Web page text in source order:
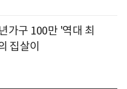
가구 100만 '역대 최
집살이